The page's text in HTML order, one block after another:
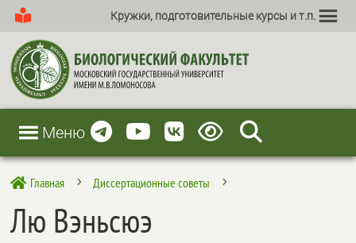
Кружки, подготовительные курсы и т.п.
Меню
 Главная 5 Диссертационные советы 5
Лю Вэньсюэ